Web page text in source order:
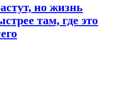
но жизнь
там, где это